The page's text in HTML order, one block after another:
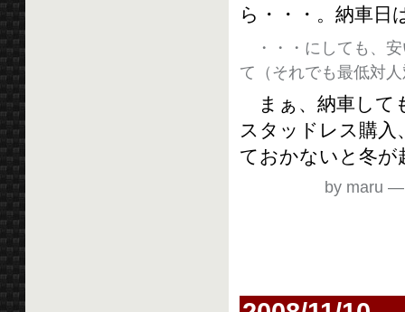
ら・・・。納車日
・・・にしても、安
て（それでも最低対
まぁ、納車して
スタッドレス購入
ておかないと冬が
by maru